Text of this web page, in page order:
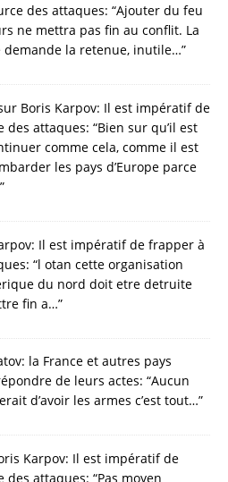
des attaques: “Ajouter du feu
ne mettra pas fin au conflit. La
demande la retenue, inutile…”
Boris Karpov: Il est impératif de
des attaques: “Bien sur qu’il est
comme cela, comme il est
les pays d’Europe parce
”
Il est impératif de frapper à
: “l otan cette organisation
du nord doit etre detruite
fin a…”
la France et autres pays
de leurs actes: “Aucun
d’avoir les armes c’est tout…”
Karpov: Il est impératif de
des attaques: “Pas moyen